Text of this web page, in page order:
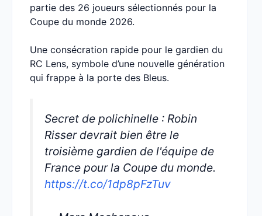
partie des 26 joueurs sélectionnés pour la
Coupe du monde 2026.
Une consécration rapide pour le gardien du
RC Lens, symbole d’une nouvelle génération
qui frappe à la porte des Bleus.
Secret de polichinelle : Robin
Risser devrait bien être le
troisième gardien de l'équipe de
France pour la Coupe du monde.
https://t.co/1dp8pFzTuv